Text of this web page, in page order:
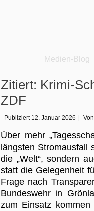
Medien-Blog
Zitiert: Krimi-
ZDF
Publiziert 12. Januar 2026 Von
Über mehr
längsten Stromausfall
die „Welt“, sondern
statt die Gelegenheit
Frage nach
Bundeswehr in
zum Einsatz